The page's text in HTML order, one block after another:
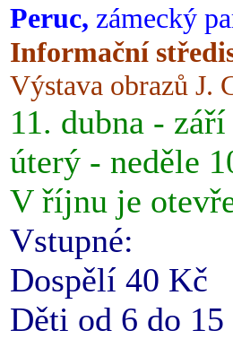
Peruc, zámecký
Informační
Výstava obrazů J.
11. dubna - září
úterý - neděle
V říjnu je
Vstupné:
Dospělí 40 Kč
Děti od 6 do